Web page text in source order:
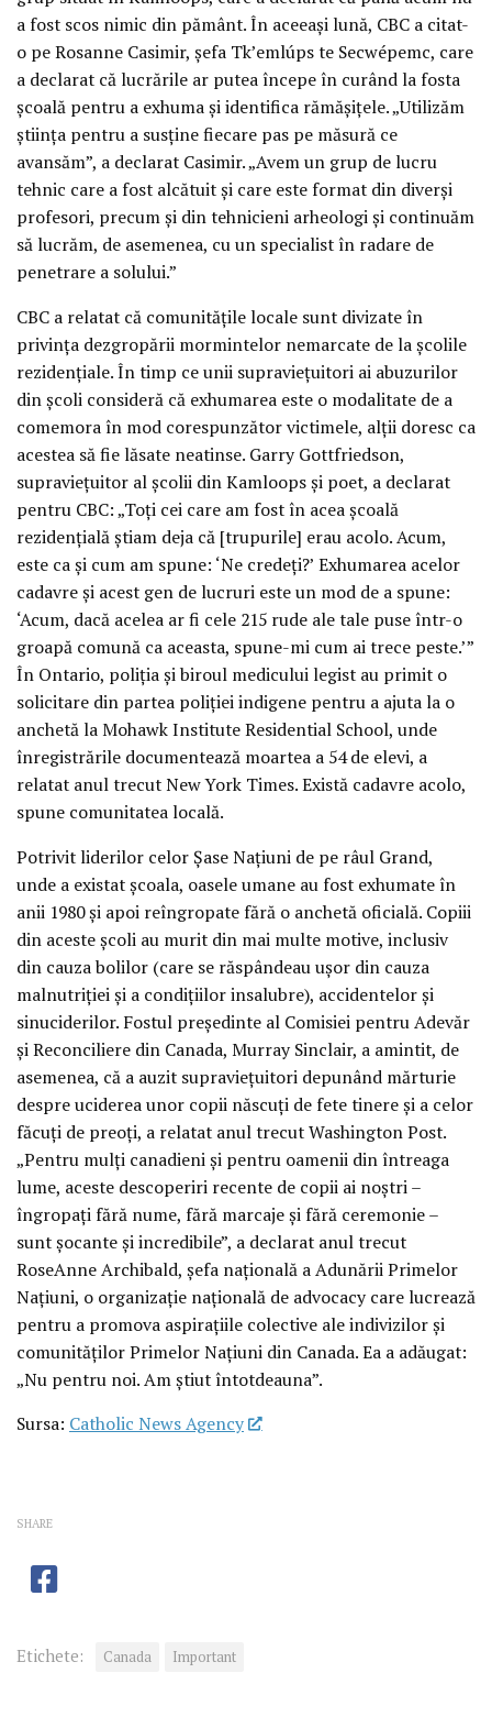
a fost scos nimic din pământ. În aceeași lună, CBC a citat-
o pe Rosanne Casimir, șefa Tk’emlúps te Secwépemc, care
a declarat că lucrările ar putea începe în curând la fosta
școală pentru a exhuma și identifica rămășițele. „Utilizăm
știința pentru a susține fiecare pas pe măsură ce
avansăm”, a declarat Casimir. „Avem un grup de lucru
tehnic care a fost alcătuit și care este format din diverși
profesori, precum și din tehnicieni arheologi și continuăm
să lucrăm, de asemenea, cu un specialist în radare de
penetrare a solului.”
CBC a relatat că comunitățile locale sunt divizate în
privința dezgropării mormintelor nemarcate de la școlile
rezidențiale. În timp ce unii supraviețuitori ai abuzurilor
din școli consideră că exhumarea este o modalitate de a
comemora în mod corespunzător victimele, alții doresc ca
acestea să fie lăsate neatinse. Garry Gottfriedson,
supraviețuitor al școlii din Kamloops și poet, a declarat
pentru CBC: „Toți cei care am fost în acea școală
rezidențială știam deja că [trupurile] erau acolo. Acum,
este ca și cum am spune: ‘Ne credeți?’ Exhumarea acelor
cadavre și acest gen de lucruri este un mod de a spune:
‘Acum, dacă acelea ar fi cele 215 rude ale tale puse într-o
groapă comună ca aceasta, spune-mi cum ai trece peste.’”
În Ontario, poliția și biroul medicului legist au primit o
solicitare din partea poliției indigene pentru a ajuta la o
anchetă la Mohawk Institute Residential School, unde
înregistrările documentează moartea a 54 de elevi, a
relatat anul trecut New York Times. Există cadavre acolo,
spune comunitatea locală.
Potrivit liderilor celor Șase Națiuni de pe râul Grand,
unde a existat școala, oasele umane au fost exhumate în
anii 1980 și apoi reîngropate fără o anchetă oficială. Copiii
din aceste școli au murit din mai multe motive, inclusiv
din cauza bolilor (care se răspândeau ușor din cauza
malnutriției și a condițiilor insalubre), accidentelor și
sinuciderilor. Fostul președinte al Comisiei pentru Adevăr
și Reconciliere din Canada, Murray Sinclair, a amintit, de
asemenea, că a auzit supraviețuitori depunând mărturie
despre uciderea unor copii născuți de fete tinere și a celor
făcuți de preoți, a relatat anul trecut Washington Post.
„Pentru mulți canadieni și pentru oamenii din întreaga
lume, aceste descoperiri recente de copii ai noștri –
îngropați fără nume, fără marcaje și fără ceremonie –
sunt șocante și incredibile”, a declarat anul trecut
RoseAnne Archibald, șefa națională a Adunării Primelor
Națiuni, o organizație națională de advocacy care lucrează
pentru a promova aspirațiile colective ale indivizilor și
comunităților Primelor Națiuni din Canada. Ea a adăugat:
„Nu pentru noi. Am știut întotdeauna”.
Sursa: Catholic News Agency
SHARE
Etichete: Canada Important